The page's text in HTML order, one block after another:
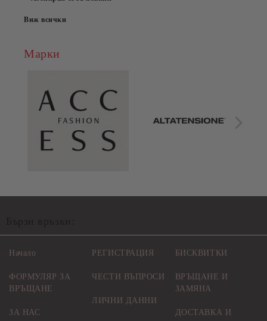
Виж всички
Марки
Начало
ФОРМУЛЯР ЗА
ВРЪЩАНЕ
ЗА НАС
РЕГИСТРАЦИЯ
ЧЕСТИ ВЪПРОСИ
ЛИЧНИ ДАННИ
БИСКВИТКИ
ВРЪЩАНЕ И
ЗАМЯНА
ДОСТАВКА И